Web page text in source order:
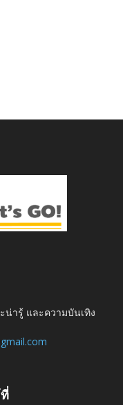
น่ารู้ และความบันเทิง